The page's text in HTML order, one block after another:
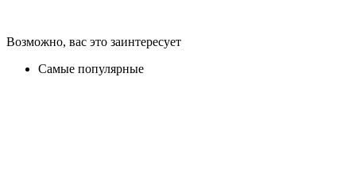
Возможно, вас это заинтересует
Самые популярные